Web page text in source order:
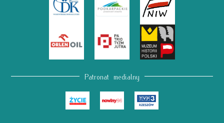
Patronat medialny